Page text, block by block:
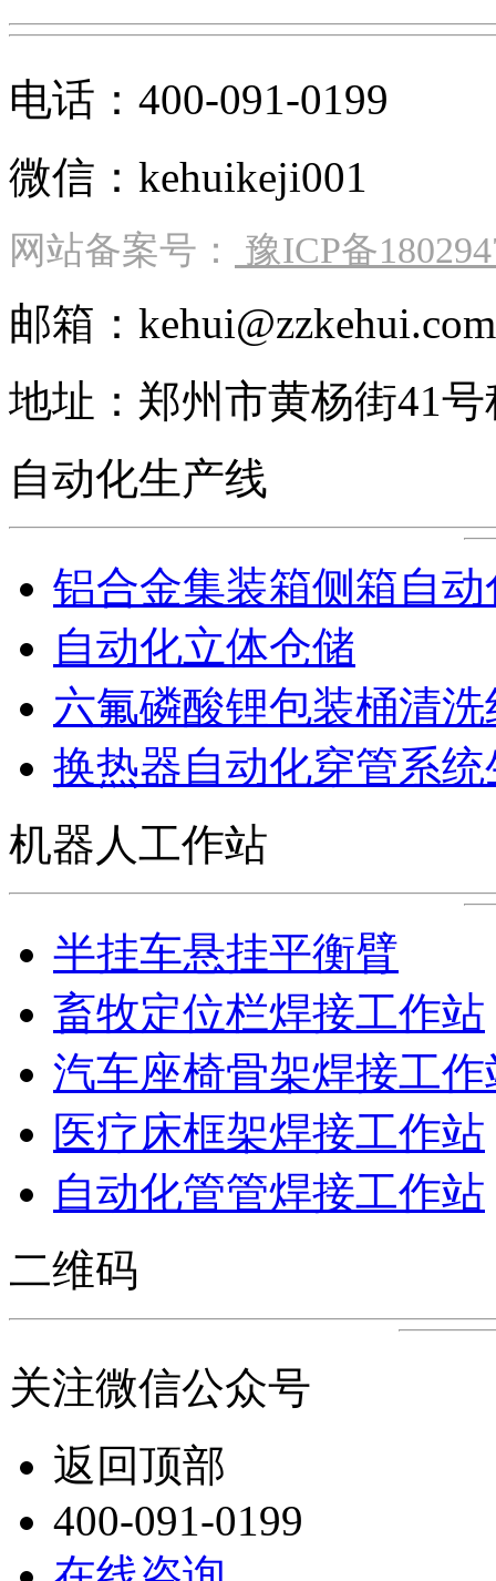
电话：400-091-0199
微信：kehuikeji001
网站备案号： 豫ICP备
邮箱：kehui@zzkehui.com
地址：郑州市黄杨街41
自动化生产线
铝合金集装箱侧箱自
自动化立体仓储
六氟磷酸锂包装桶清洗
换热器自动化穿管系
机器人工作站
半挂车悬挂平衡臂
畜牧定位栏焊接工作站
汽车座椅骨架焊接工作
医疗床框架焊接工作站
自动化管管焊接工作站
二维码
关注微信公众号
返回顶部
400-091-0199